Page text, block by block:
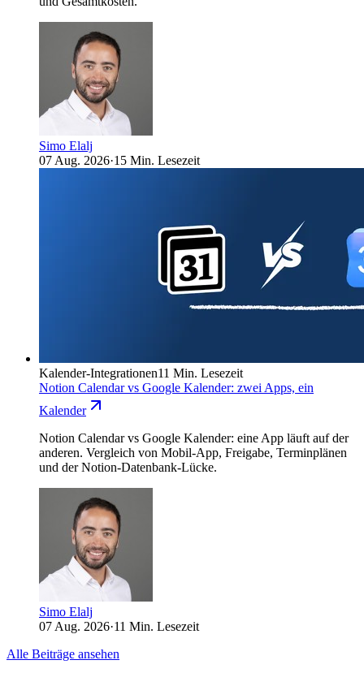
Simo Elalj
07 Aug. 2026·15 Min. Lesezeit
Kalender-Integrationen11 Min. Lesezeit
Notion Calendar vs Google Kalender: zwei Apps, ein
Kalender
Notion Calendar vs Google Kalender: eine App läuft auf der
anderen. Vergleich von Mobil-App, Freigabe, Terminplänen
und der Notion-Datenbank-Lücke.
Simo Elalj
07 Aug. 2026·11 Min. Lesezeit
Alle Beiträge ansehen